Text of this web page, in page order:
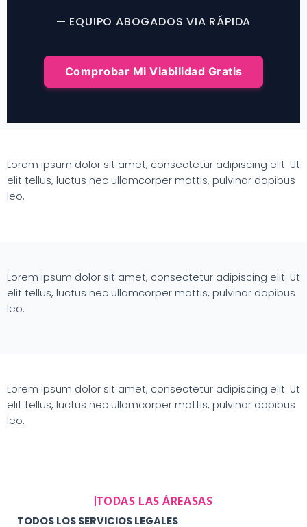
— EQUIPO ABOGADOS VIA RÁPIDA
Comprobar Mi Viabilidad Gratis
Lorem ipsum dolor sit amet, consectetur adipiscing elit. Ut
elit tellus, luctus nec ullamcorper mattis, pulvinar dapibus
leo.
Lorem ipsum dolor sit amet, consectetur adipiscing elit. Ut
elit tellus, luctus nec ullamcorper mattis, pulvinar dapibus
leo.
Lorem ipsum dolor sit amet, consectetur adipiscing elit. Ut
elit tellus, luctus nec ullamcorper mattis, pulvinar dapibus
leo.
TODAS LAS ÁREASAS
TODOS LOS SERVICIOS LEGALES